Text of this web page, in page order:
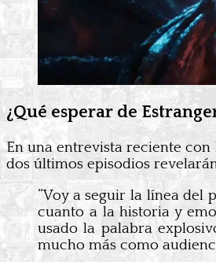
¿Qué esperar de
En una entrevista reciente
dos últimos episodios
“Voy a seguir la línea del
cuanto a la historia y
usado la palabra
mucho más como